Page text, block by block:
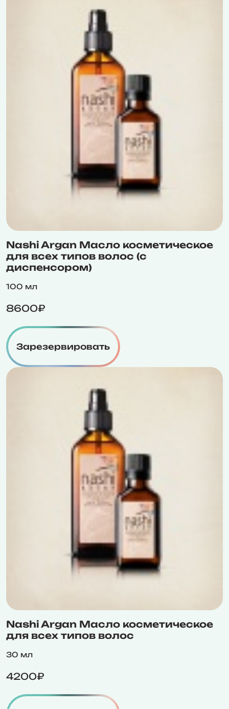
Nashi Argan Масло косметическое
для всех типов волос (с
диспенсором)
100 мл
8600₽
Зарезервировать
Nashi Argan Масло косметическое
для всех типов волос
30 мл
4200₽